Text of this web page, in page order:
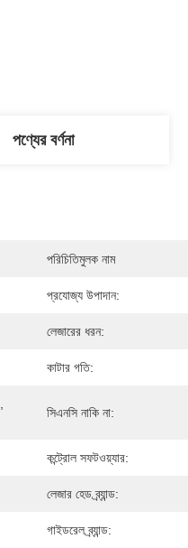
পণ্যের বর্ণনা
পরিচিতিমুলক নাম
প্রযোজ্য উপাদান:
লেজারের ধরন:
কাটার গতি:
সিএনসি নাকি না:
কন্ট্রোল সফটওয়্যার:
লেজার হেড ব্র্যান্ড:
গাইডরেল ব্র্যান্ড: